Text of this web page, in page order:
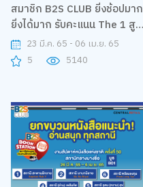
สมาชิก B2S CLUB ยิ่งช้อปมาก
ยิ่งได้มาก รับคะแนน The 1 สูด
สุด 10 เท่า
23 มี.ค. 65 - 06 เม.ย. 65
5
5140